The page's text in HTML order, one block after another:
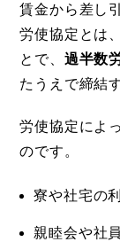
賃金から差し
労使協定とは
とで、 過半数
たうえで締結
労使協定によ
のです。
寮や社宅の
親睦会や社